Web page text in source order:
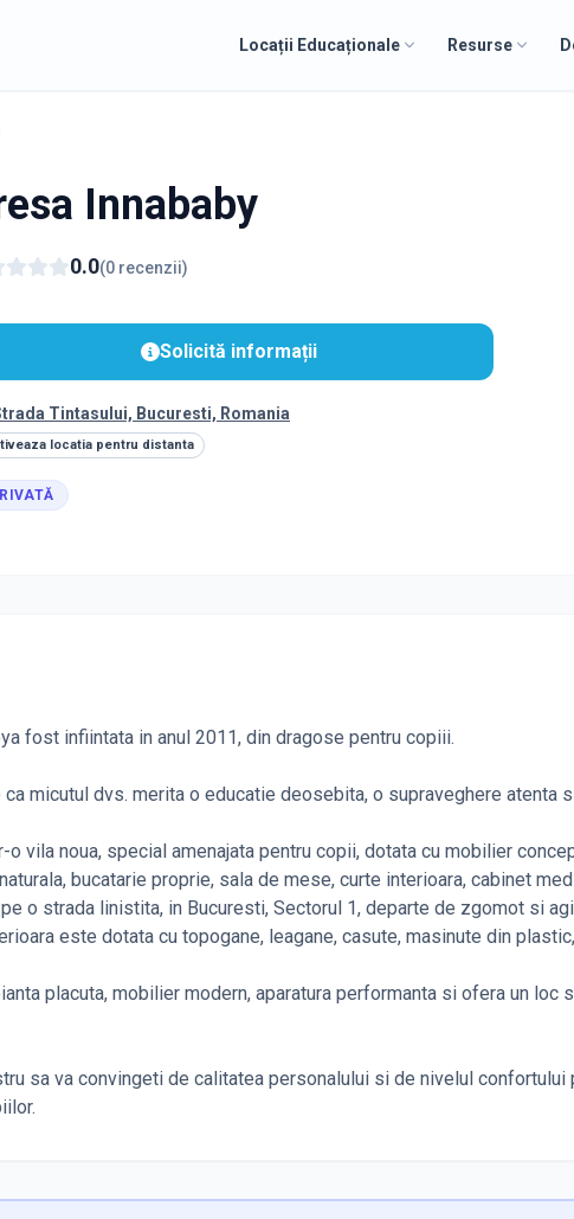
Locații Educaționale Resurse
Innababy
0.0(0 recenzii)
Solicită informații
Tintasului, Bucuresti, Romania
locatia pentru distanta
fost infiintata in anul 2011, din dragose pentru copiii.
micutul dvs. merita o educatie deosebita, o supraveghere atenta
o vila noua, special amenajata pentru copii, dotata cu mobilier
bucatarie proprie, sala de mese, curte interioara, cabinet
o strada linistita, in Bucuresti, Sectorul 1, departe de zgomot si
este dotata cu topogane, leagane, casute, masinute din
placuta, mobilier modern, aparatura performanta si ofera un
sa va convingeti de calitatea personalului si de nivelul